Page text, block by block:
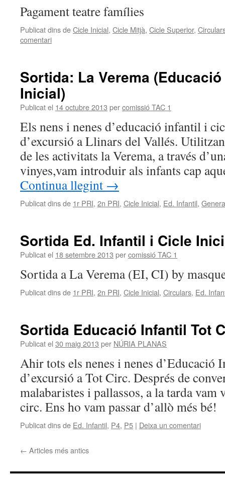
Pagament teatre famílies
Publicat dins deCicle Inicial, Cicle Mitjà, Cicle Superior,
comentari
Sortida: La Verema
Inicial)
Publicat el 14 octubre 2013 percomissió TAC 1
Els nens i nenes d’educació infantil i
d’excursió a Llinars del Vallés.
de les activitats la Verema, a través
vinyes,vam introduir als infants cap
Continua llegint →
Publicat dins de 1r PRI, 2n PRI, Cicle Inicial, Ed. Infantil,
Sortida Ed. Infantil i Cicle
Publicat el 18 setembre 2013 percomissió TAC 1
Sortida a La Verema (EI, CI) by
Publicat dins de 1r PRI, 2n PRI, Cicle Inicial, Circulars, Ed.
Sortida Educació Infantil Tot
Publicat el 30 maig 2013 per NÚRIA PLANAS
Ahir tots els nenes i nenes d’Educació
d’excursió a Tot Circ. Després de
malabaristes i pallassos, a la tarda vam
circ. Ens ho vam passar d’allò més bé!
Publicat dins de Ed. Infantil, P4, P5 | Deixa un comentari
← Articles més antics